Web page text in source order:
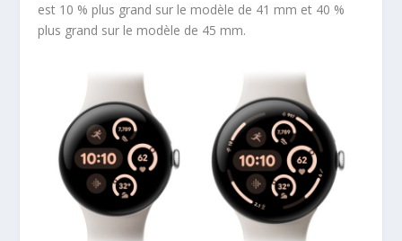
est 10 % plus grand sur le modèle de 41 mm et 40 %
plus grand sur le modèle de 45 mm.